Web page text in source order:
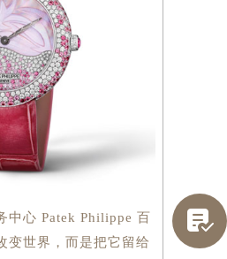
中心 Patek Philippe 百
变世界，而是把它留给
